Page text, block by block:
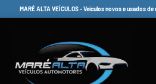
MARÉ ALTA VEÍCULOS - Veículos novos e usados